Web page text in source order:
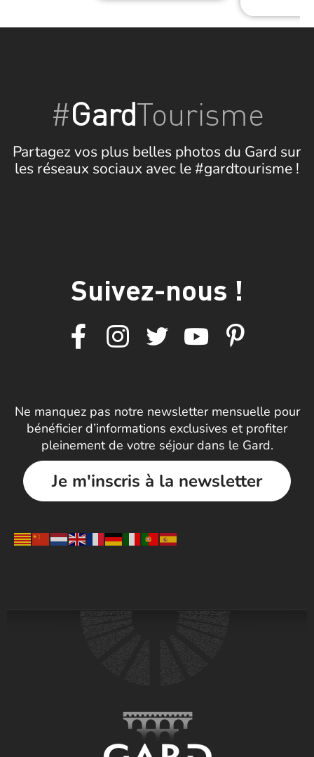
#GardTourisme
Partagez vos plus belles photos du Gard sur
les réseaux sociaux avec le #gardtourisme !
Suivez-nous !
Ne manquez pas notre newsletter mensuelle pour
bénéficier d’informations exclusives et profiter
pleinement de votre séjour dans le Gard.
Je m'inscris à la newsletter